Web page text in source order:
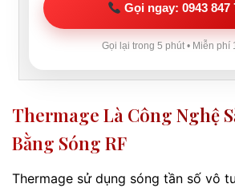
Gọi ngay: 0943 847
Gọi lại trong 5 phút • Miễn phí
Thermage Là Công Nghệ
Bằng Sóng RF
Thermage sử dụng sóng tần số vô